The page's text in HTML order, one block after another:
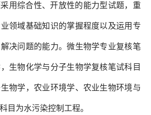
用综合性、开放性的能力型试题，重
领域基础知识的掌握程度以及运用专
决问题的能力。微生物学专业复核笔
生物化学与分子生物学复核笔试科目
物学，农业环境学、农业生物环境与
目为水污染控制工程。